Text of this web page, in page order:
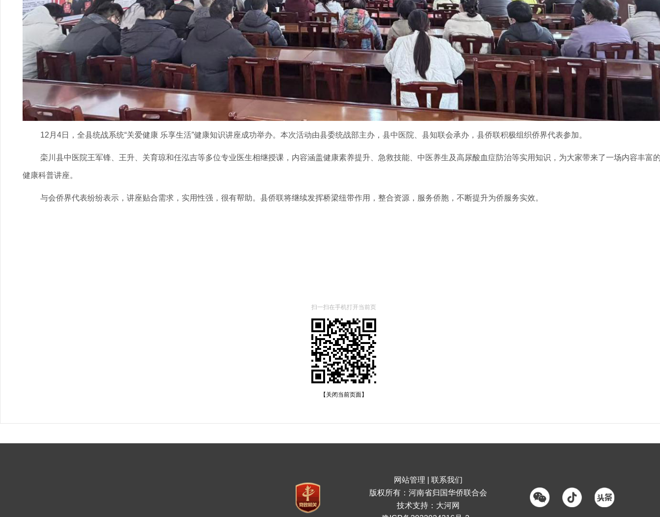
12月4日，全县统战系统“关爱健康 乐享生活”健康知识讲座成功举办。本次活动由县委统战部主办，县中医院、县知联会承办，县侨联积极组织侨界代表参加。
栾川县中医院王军锋、王升、关育琼和任泓吉等多位专业医生相继授课，内容涵盖健康素养提升、急救技能、中医养生及高尿酸血症防治等实用知识，为大家带来了一场内容丰富
健康科普讲座。
与会侨界代表纷纷表示，讲座贴合需求，实用性强，很有帮助。县侨联将继续发挥桥梁纽带作用，整合资源，服务侨胞，不断提升为侨服务实效。
扫一扫在手机打开当前页
【关闭当前页面】
网站管理
联系我们
版权所有：河南省归国华侨联合会
技术支持： 大河网